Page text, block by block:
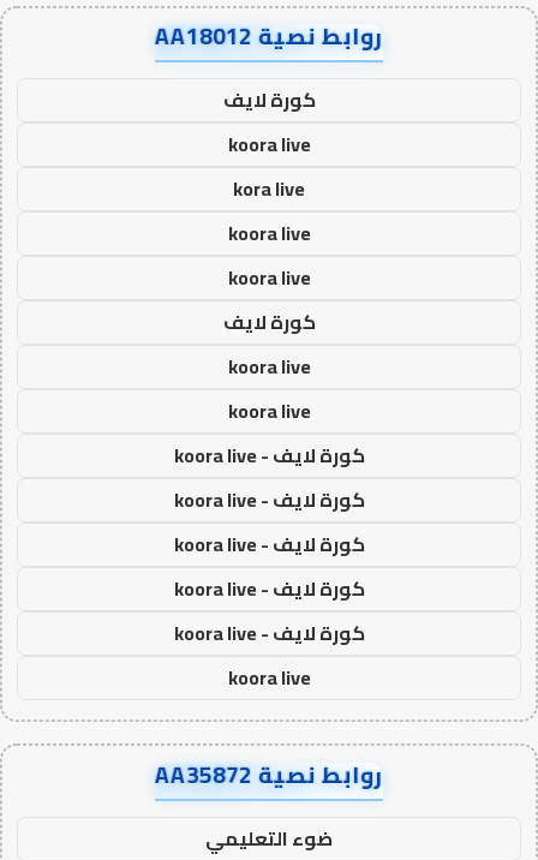
روابط نصية AA18012
كورة لايف
koora live
kora live
koora live
koora live
كورة لايف
koora live
koora live
كورة لايف - koora live
كورة لايف - koora live
كورة لايف - koora live
كورة لايف - koora live
كورة لايف - koora live
koora live
روابط نصية AA35872
ضوء التعليمي